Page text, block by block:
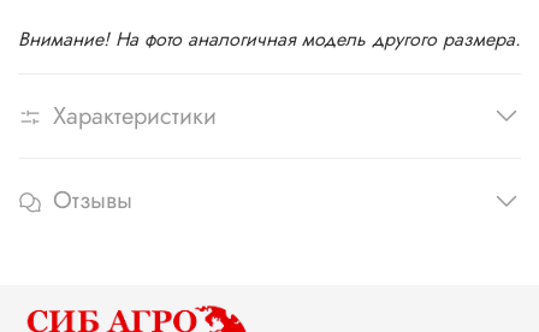
Внимание! На фото аналогичная модель другого размера.
Характеристики
Отзывы